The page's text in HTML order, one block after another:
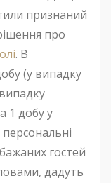
признаний
про
. В
(у випадку
1 добу у
гостей
дадуть